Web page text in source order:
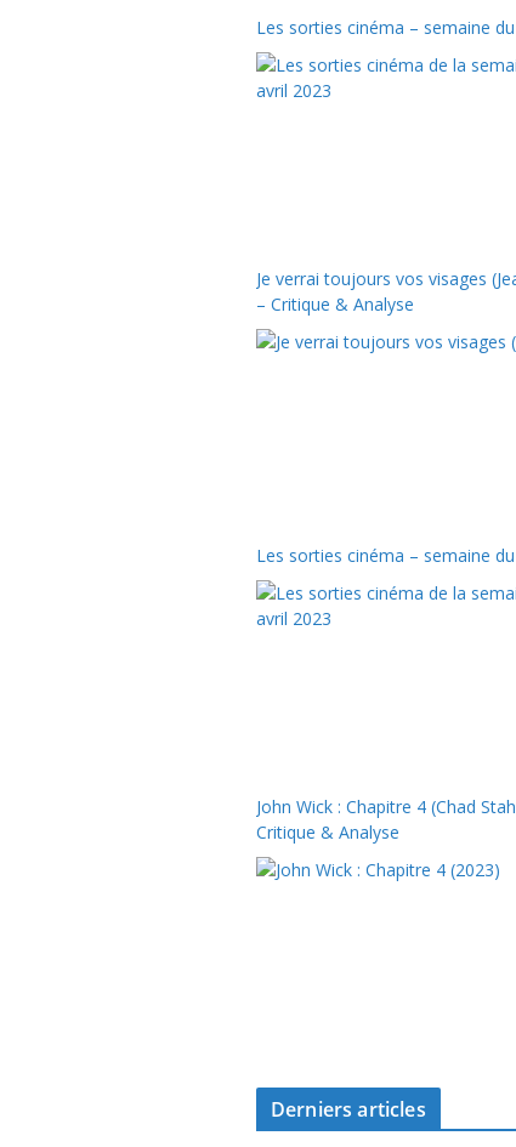
Les sorties cinéma – semaine
Je verrai toujours vos visages
– Critique & Analyse
Les sorties cinéma – semaine
John Wick : Chapitre 4 (Chad
Critique & Analyse
Derniers articles